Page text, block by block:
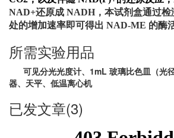
NAD+还原成 NADH，本试剂盒通过检
处的增加速率即可得出 NAD-ME 的酶
所需实验用品
可见分光光度计、1mL 玻璃比色皿（光
器、天平、低温离心机
已发文章(3)